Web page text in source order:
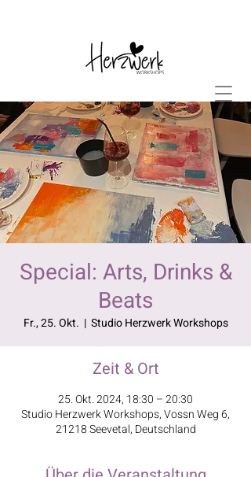
Special: Arts, Drinks &
Beats
Fr., 25. Okt.
  |
Studio Herzwerk Workshops
Zeit & Ort
25. Okt. 2024, 18:30 – 20:30
Studio Herzwerk Workshops, Vossn Weg 6,
21218 Seevetal, Deutschland